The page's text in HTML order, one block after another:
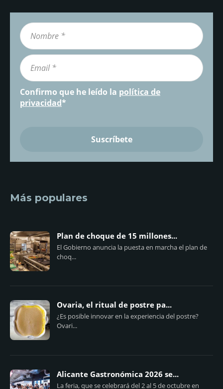
Confirmo que he leído la política de
privacidad*
Más populares
Plan de choque de 15 millones...
El Gobierno anuncia la puesta en marcha el plan de
choq...
Ovaria, el ritual de postre pa...
¿Es posible innovar en la experiencia del postre?
Ovari...
Alicante Gastronómica 2026 se...
La feria, que se celebrará del 2 al 5 de octubre en